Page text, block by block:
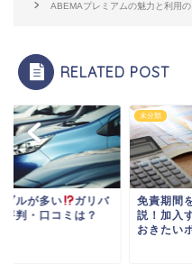
ABEMAプレミアムの魅力と利用
RELATED POST
ブルが多い
ガリバ
評判・口コミは？
未分類
免責期間
説！加入
おきたい